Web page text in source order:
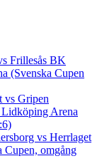
Frillesås BK
(Svenska Cupen
vs Gripen
Lidköping Arena
vs Herrlaget
Cupen, omgång